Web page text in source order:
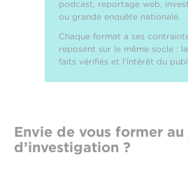
podcast, reportage web,
ou grande enquête nationale.
Chaque format a ses
reposent sur le même socle :
faits vérifiés et l’intérêt du
Envie de vous former
d’investigation ?